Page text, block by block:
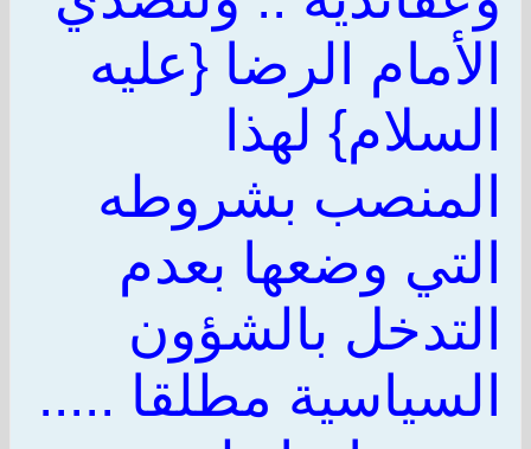
الأمام الرضا {عليه
السلام} لهذا
المنصب بشروطه
التي وضعها بعدم
التدخل بالشؤون
السياسية مطلقا .....